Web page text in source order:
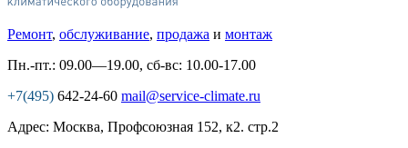
Ремонт, обслуживание, продажа и монтаж
Пн.-пт.: 09.00—19.00, сб-вс: 10.00-17.00
+7(495) 642-24-60 mail@service-climate.ru
Адрес: Москва, Профсоюзная 152, к2. стр.2